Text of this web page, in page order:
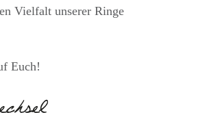
Vielfalt unserer Ringe
Euch!